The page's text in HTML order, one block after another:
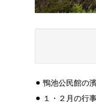
⚫︎ 鴨池公民館の
⚫︎ １・２月の行